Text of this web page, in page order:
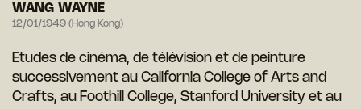
WANG WAYNE
12/01/1949 (Hong Kong)
Etudes de cinéma, de télévision et de peinture
successivement au California College of Arts and
Crafts, au Foothill College, Stanford University et au